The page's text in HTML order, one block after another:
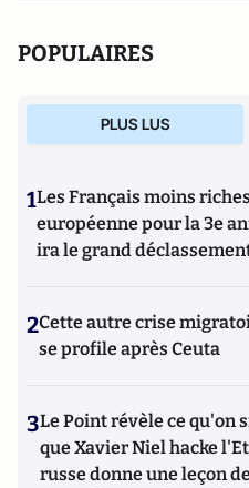
POPULAIRES
PLUS LUS
1Les Français moins
européenne pour la 3e
ira le grand
2Cette autre crise
se profile après Ceuta
3Le Point révèle ce qu'on
que Xavier Niel hacke
russe donne une leçon